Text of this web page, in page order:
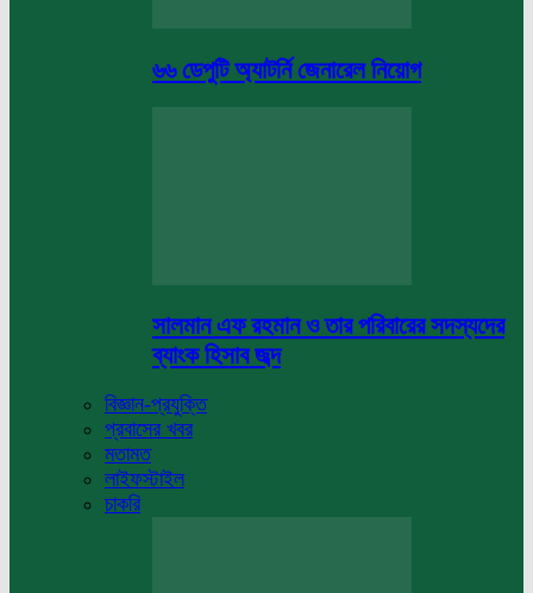
৬৬ ডেপুটি অ্যাটর্নি জেনারেল নিয়োগ
সালমান এফ রহমান ও তার পরিবারের সদস্যদের
ব্যাংক হিসাব জব্দ
বিজ্ঞান-প্রযুক্তি
প্রবাসের খবর
মতামত
লাইফস্টাইল
চাকরি